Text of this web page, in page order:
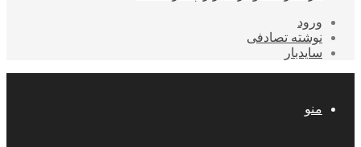
ورود
نوشته تصادفی
سایدبار
منو